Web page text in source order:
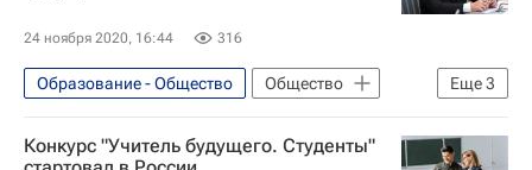
24 ноября 2020, 16:44 316
Еще3
Образование - Общество
Общество
Сергей Кириенко
Навигатор абитуриента
Кем стать
Конкурс "Учитель будущего. Студенты"